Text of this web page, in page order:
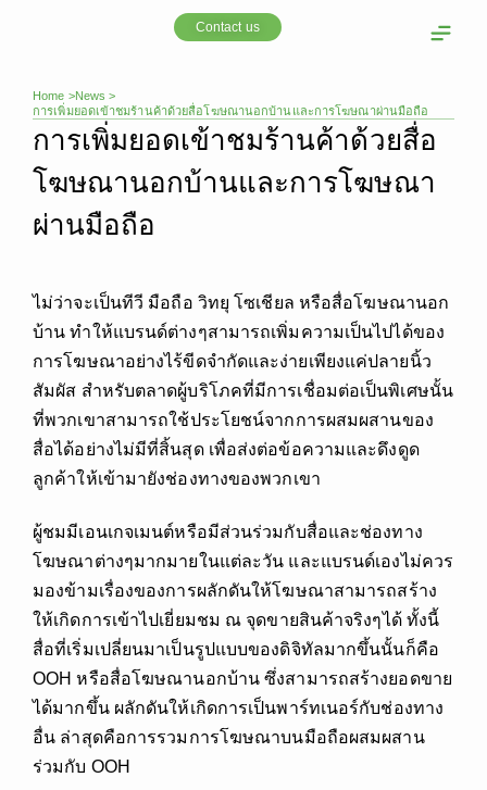
Contact us
Home >News >
การเพิ่มยอดเข้าชมร้านค้าด้วยสื่อโฆษณานอกบ้านและการโฆษณาผ่านมือถือ
การเพิ่มยอดเข้าชมร้านค้าด้วยสื่อ
โฆษณานอกบ้านและการโฆษณา
ผ่านมือถือ
ไม่ว่าจะเป็นทีวี มือถือ วิทยุ โซเชียล หรือสื่อโฆษณานอก
บ้าน ทำให้แบรนด์ต่างๆสามารถเพิ่มความเป็นไปได้ของ
การโฆษณาอย่างไร้ขีดจำกัดและง่ายเพียงแค่ปลายนิ้ว
สัมผัส สำหรับตลาดผู้บริโภคที่มีการเชื่อมต่อเป็นพิเศษนั้น
ที่พวกเขาสามารถใช้ประโยชน์จากการผสมผสานของ
สื่อได้อย่างไม่มีที่สิ้นสุด เพื่อส่งต่อข้อความและดึงดูด
ลูกค้าให้เข้ามายังช่องทางของพวกเขา
ผู้ชมมีเอนเกจเมนต์หรือมีส่วนร่วมกับสื่อและช่องทาง
โฆษณาต่างๆมากมายในแต่ละวัน และแบรนด์เองไม่ควร
มองข้ามเรื่องของการผลักดันให้โฆษณาสามารถสร้าง
ให้เกิดการเข้าไปเยี่ยมชม ณ จุดขายสินค้าจริงๆได้ ทั้งนี้
สื่อที่เริ่มเปลี่ยนมาเป็นรูปแบบของดิจิทัลมากขึ้นนั้นก็คือ
OOH หรือสื่อโฆษณานอกบ้าน ซึ่งสามารถสร้างยอดขาย
ได้มากขึ้น ผลักดันให้เกิดการเป็นพาร์ทเนอร์กับช่องทาง
อื่น ล่าสุดคือการรวมการโฆษณาบนมือถือผสมผสาน
ร่วมกับ OOH